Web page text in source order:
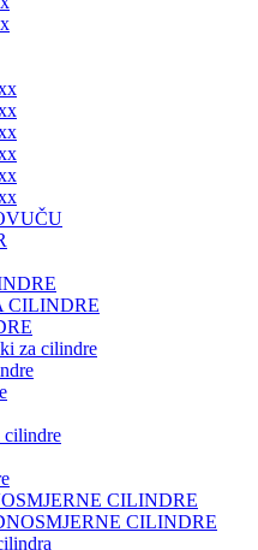
CILINDRE
za cilindre
cilindre
CILINDRE
CILINDRE